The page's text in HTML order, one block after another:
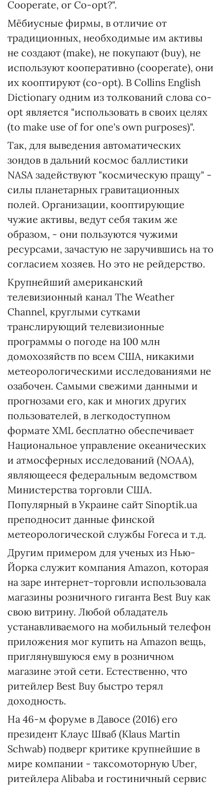
Cooperate, or Co-opt?".
Мёбиусные фирмы, в отличие от
традиционных, необходимые им активы
не создают (make), не покупают (buy), не
используют кооперативно (cooperate), они
их кооптируют (co-opt). В Сollins English
Dictionary одним из толкований слова co-
opt является "использовать в своих целях
(to make use of for one's own purposes)".
Так, для выведения автоматических
зондов в дальний космос баллистики
NASA задействуют "космическую пращу" -
силы планетарных гравитационных
полей. Организации, кооптирующие
чужие активы, ведут себя таким же
образом, - они пользуются чужими
ресурсами, зачастую не заручившись на то
согласием хозяев. Но это не рейдерство.
Крупнейший американский
телевизионный канал The Weather
Channel, круглыми сутками
транслирующий телевизионные
программы о погоде на 100 млн
домохозяйств по всем США, никакими
метеорологическими исследованиями не
озабочен. Самыми свежими данными и
прогнозами его, как и многих других
пользователей, в легкодоступном
формате XML бесплатно обеспечивает
Национальное управление океанических
и атмосферных исследований (NOAA),
являющееся федеральным ведомством
Министерства торговли США.
Популярный в Украине сайт Sinoptik.ua
преподносит данные финской
метеорологической службы Foreca и т.д.
Другим примером для ученых из Нью-
Йорка служит компания Amazon, которая
на заре интернет-торговли использовала
магазины розничного гиганта Best Buy как
свою витрину. Любой обладатель
устанавливаемого на мобильный телефон
приложения мог купить на Amazon вещь,
приглянувшуюся ему в розничном
магазине этой сети. Естественно, что
ритейлер Best Buy быстро терял
доходность.
На 46-м форуме в Давосе (2016) его
президент Клаус Шваб (Klaus Martin
Schwab) подверг критике крупнейшие в
мире компании - таксомоторную Uber,
ритейлера Alibaba и гостиничный сервис